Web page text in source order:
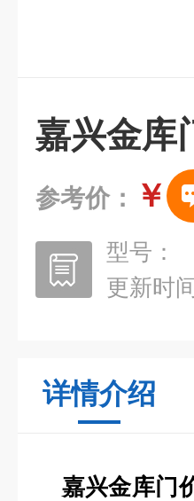
嘉兴金库
参考价： ￥
型号：
更新时
详情介绍
嘉兴金库门